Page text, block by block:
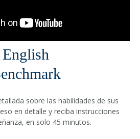
English
sobre las habilidades de sus
en detalle y reciba instrucciones
en solo 45 minutos.